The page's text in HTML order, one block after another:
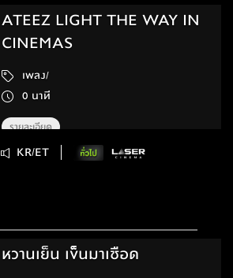
ATEEZ LIGHT THE WAY IN
CINEMAS
เพลง/
0 นาที
รายละเอียด
KR/ET
หวานเย็น เข็นมาเชือด